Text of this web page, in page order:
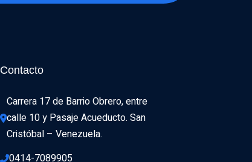
Contacto
Carrera 17 de Barrio Obrero, entre
calle 10 y Pasaje Acueducto. San
Cristóbal – Venezuela.
0414-7089905